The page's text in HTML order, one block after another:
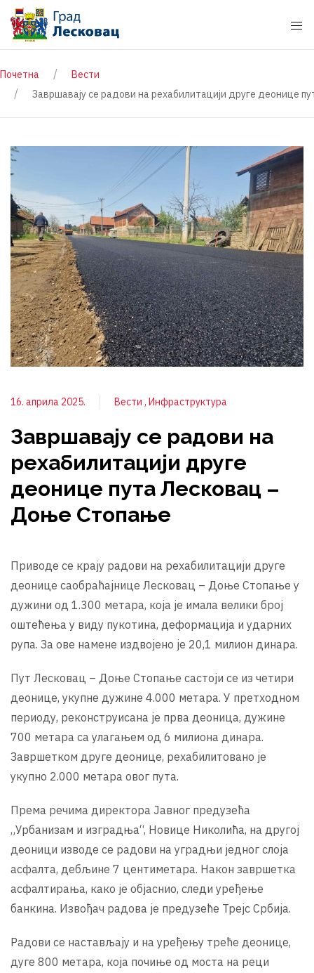
Почетна
Вести
Завршавају се радови на рехабилитацији друге деонице
16. априла 2025. Вести Инфраструктура
Завршавају се радови на
рехабилитацији друге
деонице пута Лесковац –
Доње Стопање
Приводе се крају радови на рехабилитацији друге
деонице саобраћајнице Лесковац – Доње Стопање у
дужини од 1.300 метара, која је имала велики број
оштећења у виду пукотина, деформација и ударних
рупа. За ове намене издвојено је 20,1 милион динара.
Пут Лесковац – Доње Стопање састоји се из четири
деонице, укупне дужине 4.000 метара. У претходном
периоду, реконструисана је прва деоница, дужине
700 метара са улагањем од 6 милиона динара.
Завршетком друге деонице, рехабилитовано је
укупно 2.000 метара овог пута.
Према речима директора Јавног предузећа
„Урбанизам и изградња“, Новице Николића, на другој
деоници изводе се радови на уградњи једног слоја
асфалта, дебљине 7 центиметара. Након завршетка
асфалтирања, како је објаснио, следи уређење
банкина. Извођач радова је предузеће Трејс Србија.
Радови се настављају и на уређењу треће деонице,
дуге 800 метара, која почиње од моста на реци